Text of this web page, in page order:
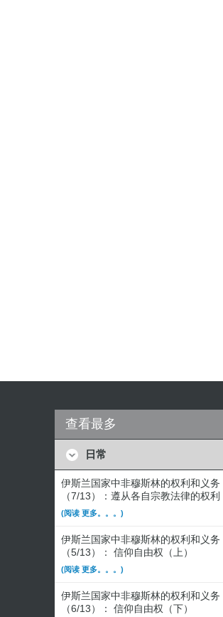
查看最多
日常
伊斯兰国家中非穆斯林的权利和义务
（7/13）：遵从各自宗教法律的权利
(阅读 更多。。。)
伊斯兰国家中非穆斯林的权利和义务
（5/13）： 信仰自由权（上）
(阅读 更多。。。)
伊斯兰国家中非穆斯林的权利和义务
（6/13）： 信仰自由权（下）